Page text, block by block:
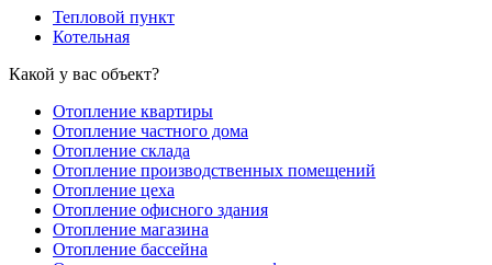
Тепловой пункт
Котельная
Какой у вас объект?
Отопление квартиры
Отопление частного дома
Отопление склада
Отопление производственных помещений
Отопление цеха
Отопление офисного здания
Отопление магазина
Отопление бассейна